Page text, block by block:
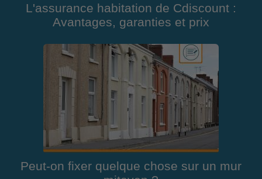
L'assurance habitation de Cdiscount :
Avantages, garanties et prix
Peut-on fixer quelque chose sur un mur